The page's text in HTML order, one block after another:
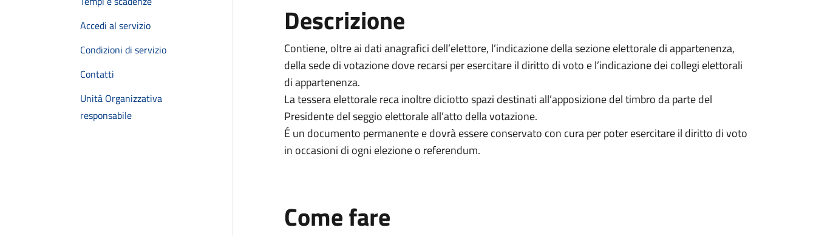
Accedi al servizio
Condizioni di servizio
Contatti
Unità Organizzativa
responsabile
Descrizione
Contiene, oltre ai dati anagrafici dell’elettore, l’indicazione della sezione elettorale di appartenenza,
della sede di votazione dove recarsi per esercitare il diritto di voto e l’indicazione dei collegi elettorali
di appartenenza.
La tessera elettorale reca inoltre diciotto spazi destinati all’apposizione del timbro da parte del
Presidente del seggio elettorale all’atto della votazione.
É un documento permanente e dovrà essere conservato con cura per poter esercitare il diritto di voto
in occasioni di ogni elezione o referendum.
Come fare